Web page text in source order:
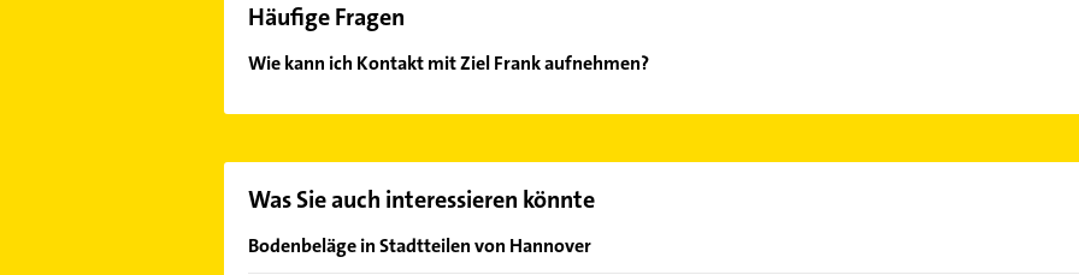
Häufige Fragen
Wie kann ich Kontakt mit Ziel Frank aufnehmen?
Was Sie auch interessieren könnte
Bodenbeläge in Stadtteilen von Hannover